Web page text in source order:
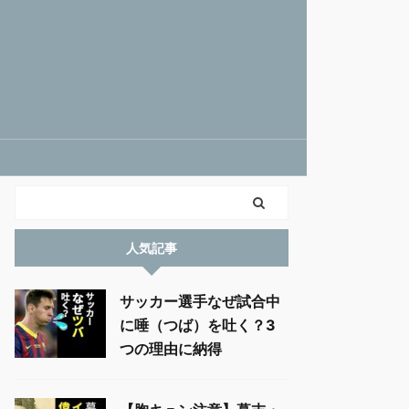
人気記事
サッカー選手なぜ試合中
に唾（つば）を吐く？3
つの理由に納得